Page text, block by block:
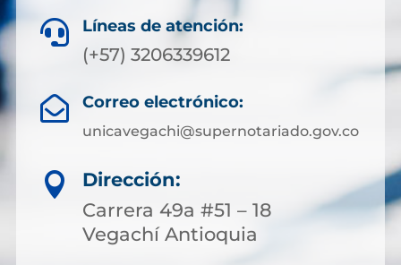
 Líneas de atención:
(+57) 3206339612
 Correo electrónico:
unicavegachi@supernotariado.gov.co

Dirección:
Carrera 49a #51 – 18
Vegachí Antioquia